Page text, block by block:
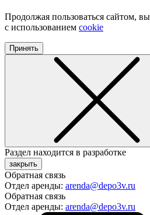
Продолжая пользоваться сайтом,
с использованием cookie
Принять
Раздел находится в разработке
закрыть
Обратная связь
Отдел аренды: arenda@depo3v.ru
Обратная связь
Отдел аренды: arenda@depo3v.ru